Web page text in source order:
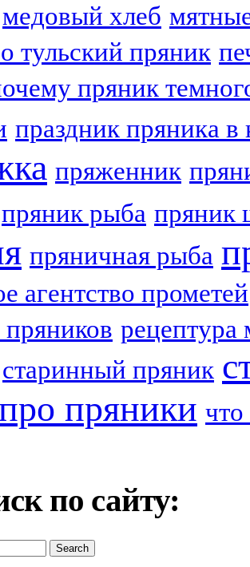
медовый хлеб
тульский пряник
пряник
праздник пряника в
пряженник
пряник рыба пряник
пряничная рыба
агентство прометей
пряников рецептура
старинный пряник
пряники что
по сайту: